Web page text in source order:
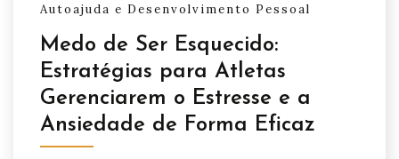
Autoajuda e Desenvolvimento Pessoal
Medo de Ser Esquecido:
Estratégias para Atletas
Gerenciarem o Estresse e a
Ansiedade de Forma Eficaz